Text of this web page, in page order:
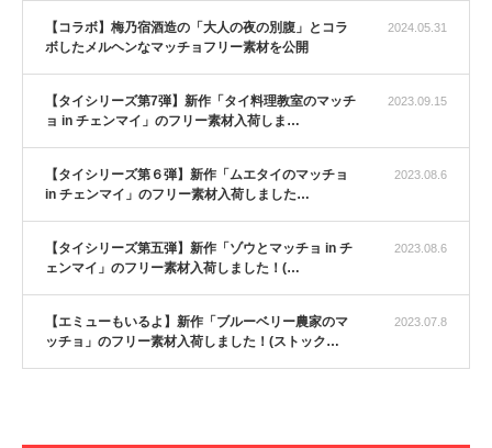
2024.05.31
【コラボ】梅乃宿酒造の「大人の夜の別腹」とコラ
ボしたメルヘンなマッチョフリー素材を公開
2023.09.15
【タイシリーズ第7弾】新作「タイ料理教室のマッチ
ョ in チェンマイ」のフリー素材入荷しま…
2023.08.6
【タイシリーズ第６弾】新作「ムエタイのマッチョ
in チェンマイ」のフリー素材入荷しました…
2023.08.6
【タイシリーズ第五弾】新作「ゾウとマッチョ in チ
ェンマイ」のフリー素材入荷しました！(…
2023.07.8
【エミューもいるよ】新作「ブルーベリー農家のマ
ッチョ」のフリー素材入荷しました！(ストック…
【YouTube】マッチョフリー素材メンバーが
ギネス世界記録…